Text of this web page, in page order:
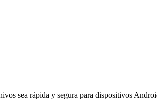
sea rápida y segura para dispositivos